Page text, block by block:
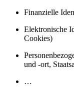
Finanzielle
Elektronische
Cookies)
und -ort,
…